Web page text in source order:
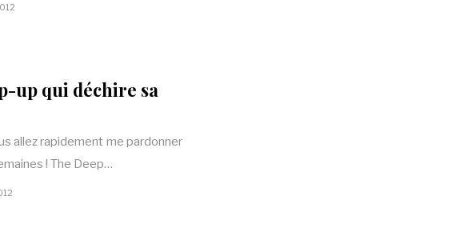
up qui déchire sa
allez rapidement me pardonner
! The Deep…